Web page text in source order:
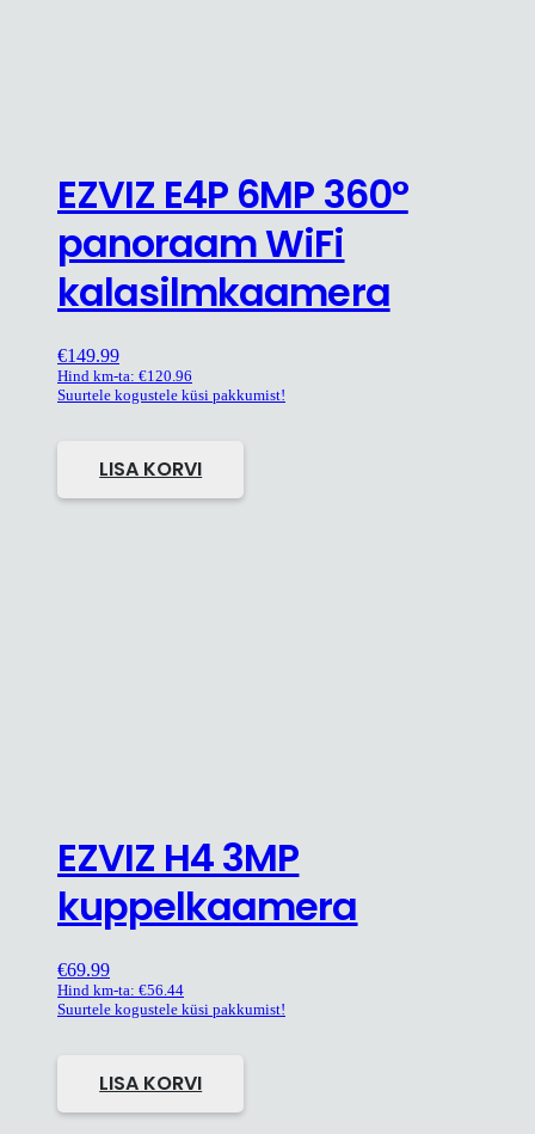
EZVIZ E4P 6MP 360°
panoraam WiFi
kalasilmkaamera
€149.99
Hind km-ta: €120.96
Suurtele kogustele küsi pakkumist!
LISA KORVI
EZVIZ H4 3MP
kuppelkaamera
€69.99
Hind km-ta: €56.44
Suurtele kogustele küsi pakkumist!
LISA KORVI